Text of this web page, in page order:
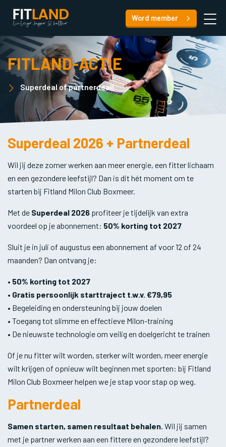
Word member
FITLAND-ACTIE
Superdeal of partnerdeal!
Superdeal 2026 + Partnerdeal
Wil jij deze zomer werken aan meer energie, een fitter lichaam
en een gezondere leefstijl? Dan is dit hét moment om te
starten bij Fitland Milon Club Boxmeer.
Met de Superdeal 2026 profiteer je tijdelijk van extra
voordeel op je abonnement: 50% korting tot 2027
Sluit je in juli of augustus een abonnement af voor 12 of 24
maanden? Dan ontvang je:
• 50% korting tot 2027
• Gratis persoonlijk starttraject t.w.v. €79,95
• Begeleiding en ondersteuning bij jouw doelen
• Toegang tot slimme en effectieve Milon-training
• De nieuwste technologie om veilig en doelgericht te trainen
Of je nu fitter wilt worden, sterker wilt worden, meer energie
wilt krijgen of opnieuw wilt beginnen met sporten: bij Fitland
Milon Club Boxmeer helpen we je stap voor stap op weg.
Partnerdeal
Samen starten, samen resultaat behalen. Wil jij samen
met je partner werken aan een fittere en gezondere leefstijl?